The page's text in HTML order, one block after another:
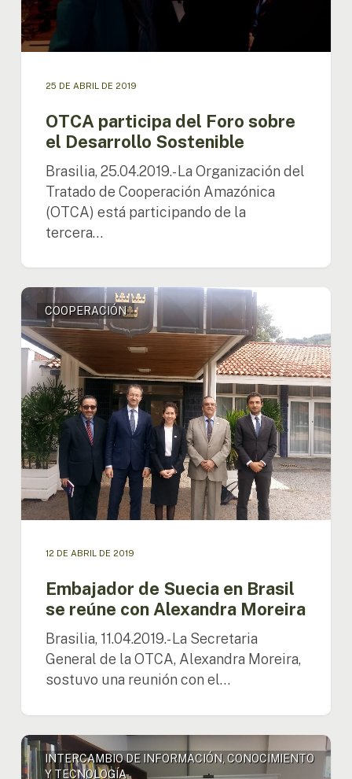
25 DE ABRIL DE 2019
OTCA participa del Foro sobre
el Desarrollo Sostenible
Brasilia, 25.04.2019.- La Organización del
Tratado de Cooperación Amazónica
(OTCA) está participando de la
tercera…
Embajador
Suecia
en
Brasil
se
reúne
con
Alexandra
Moreira
COOPERACIÓN
12 DE ABRIL DE 2019
Embajador de Suecia en Brasil
se reúne con Alexandra Moreira
Brasilia, 11.04.2019.- La Secretaria
General de la OTCA, Alexandra Moreira,
sostuvo una reunión con el…
OTCA
e
INTERCAMBIO DE INFORMACIÓN, CONOCIMIENTO
Y TECNOLOGÍA